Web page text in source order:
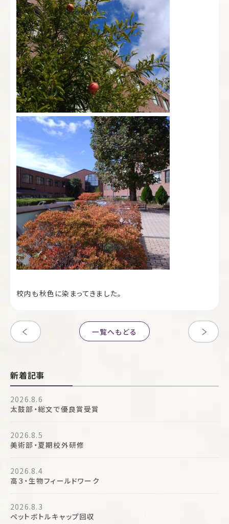
校内も秋色に染まってきました。
一覧へもどる
新着記事
2026.8.6
太鼓部・総文で優良賞受賞
2026.8.5
美術部・夏期校外研修
2026.8.4
高３・生物フィールドワーク
2026.8.3
ペットボトルキャップ回収